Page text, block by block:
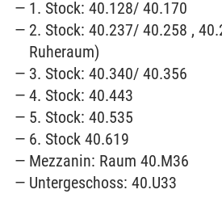
1. Stock: 40.128/ 40.170
2. Stock: 40.237/ 40.258 ,
Ruheraum)
3. Stock: 40.340/ 40.356
4. Stock: 40.443
5. Stock: 40.535
6. Stock 40.619
Mezzanin: Raum 40.M36
Untergeschoss: 40.U33